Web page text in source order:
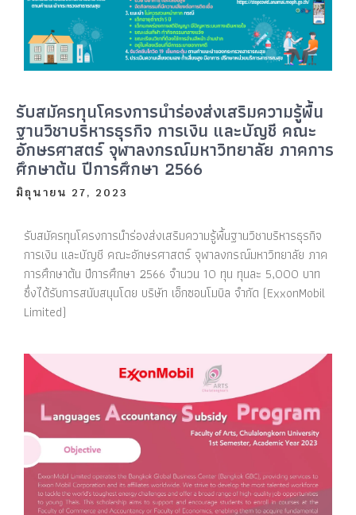
รับสมัครทุนโครงการนำร่องส่งเสริมความรู้พื้น
ฐานวิชาบริหารธุรกิจ การเงิน และบัญชี คณะ
อักษรศาสตร์ จุฬาลงกรณ์มหาวิทยาลัย ภาคการ
ศึกษาต้น ปีการศึกษา 2566
มิถุนายน 27, 2023
รับสมัครทุนโครงการนำร่องส่งเสริมความรู้พื้นฐานวิชาบริหารธุรกิจ
การเงิน และบัญชี คณะอักษรศาสตร์ จุฬาลงกรณ์มหาวิทยาลัย ภาค
การศึกษาต้น ปีการศึกษา 2566 จำนวน 10 ทุน ทุนละ 5,000 บาท
ซึ่งได้รับการสนับสนุนโดย บริษัท เอ็กซอนโมบิล จำกัด (ExxonMobil
Limited)